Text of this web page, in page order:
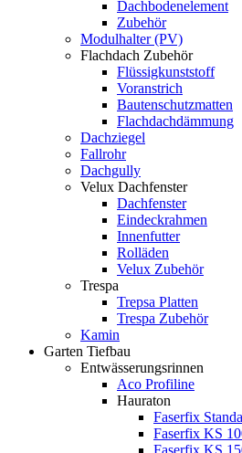
Dachbodenelement
Zubehör
Modulhalter (PV)
Flachdach Zubehör
Flüssigkunststoff
Voranstrich
Bautenschutzmatten
Flachdachdämmung
Dachziegel
Fallrohr
Dachgully
Velux Dachfenster
Dachfenster
Eindeckrahmen
Innenfutter
Rolläden
Velux Zubehör
Trespa
Trepsa Platten
Trespa Zubehör
Kamin
Garten Tiefbau
Entwässerungsrinnen
Aco Profiline
Hauraton
Faserfix
Faserfix KS
Faserfix KS